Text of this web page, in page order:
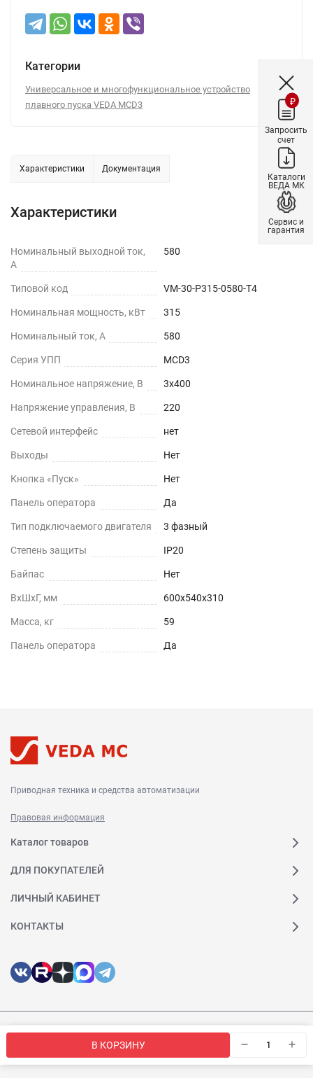
В КОРЗИНУ
Категории
Универсальное и многофункциональное устройство
плавного пуска VEDA MCD3
Характеристики Документация
Характеристики
Номинальный выходной ток,
А
580
Типовой код VM-30-P315-0580-T4
Номинальная мощность, кВт 315
Номинальный ток, А 580
Серия УПП MCD3
Номинальное напряжение, В 3х400
Напряжение управления, В 220
Сетевой интерфейс нет
Выходы Нет
Кнопка «Пуск» Нет
Панель оператора Да
Тип подключаемого двигателя 3 фазный
Степень защиты IP20
Байпас Нет
ВхШхГ, мм 600х540х310
Масса, кг 59
Панель оператора Да
Приводная техника и средства автоматизации
Правовая информация
Каталог товаров
ДЛЯ ПОКУПАТЕЛЕЙ
ЛИЧНЫЙ КАБИНЕТ
КОНТАКТЫ
© 2026 Веда МК. Все права защищены OK
₽
Запросить
счет
Каталоги
ВЕДА МК
Сервис и
гарантия